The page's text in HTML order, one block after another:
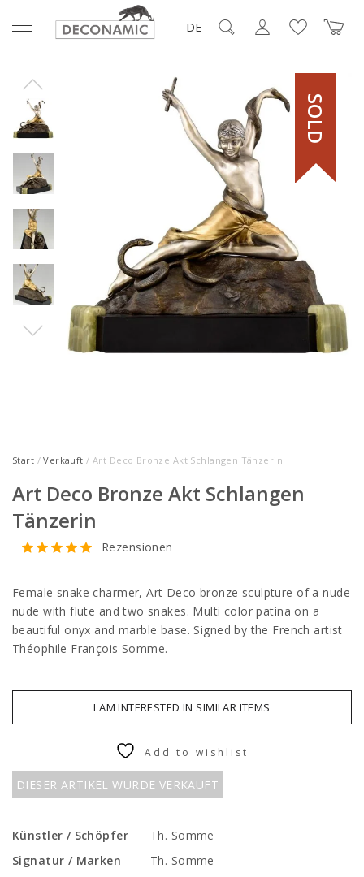
DE
SOLD
Start /Verkauft / Art Deco Bronze Akt Schlangen Tänzerin
Art Deco Bronze Akt Schlangen
Tänzerin
Rezensionen
Female snake charmer, Art Deco bronze sculpture of a nude
nude with flute and two snakes. Multi color patina on a
beautiful onyx and marble base. Signed by the French artist
Théophile François Somme.
I AM INTERESTED IN SIMILAR ITEMS
DIESER ARTIKEL WURDE VERKAUFT
Add to wishlist
Künstler / Schöpfer
Th. Somme
Signatur / Marken
Th. Somme